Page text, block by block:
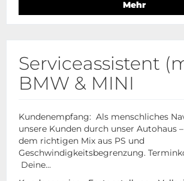
Mehr
Serviceassistent
BMW & MINI
Kundenempfang: Als menschliches
unsere Kunden durch unser Autohaus
dem richtigen Mix aus PS und
Geschwindigkeitsbegrenzung.
Deine...